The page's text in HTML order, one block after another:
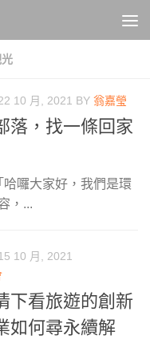
10 月, 2021 BY 翁嘉瑩
落，找一條回家
囉大家好，我們是環
，...
10 月, 2021
下看旅遊的創新
如何尋永續解